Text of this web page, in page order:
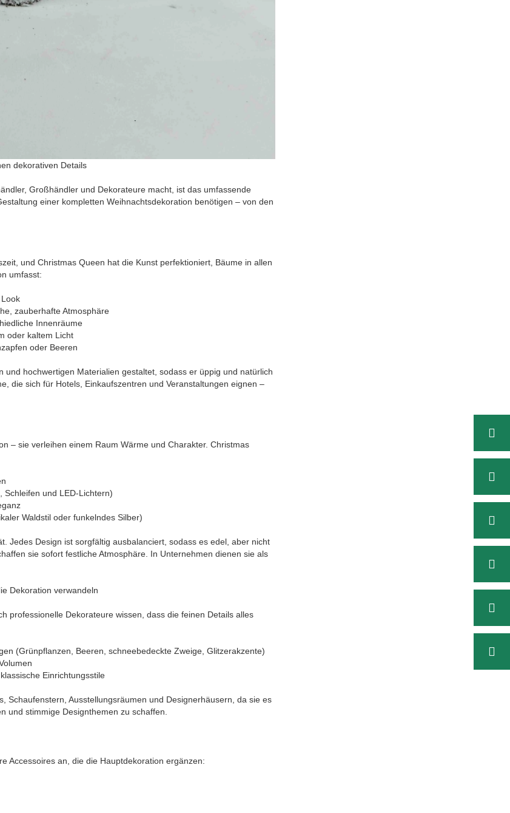
dekorativen Details
Großhändler und Dekorateure macht, ist das umfassende
einer kompletten Weihnachtsdekoration benötigen – von den
und Christmas Queen hat die Kunst perfektioniert, Bäume in allen
umfasst:
zauberhafte Atmosphäre
Innenräume
oder kaltem Licht
oder Beeren
hochwertigen Materialien gestaltet, sodass er üppig und natürlich
die sich für Hotels, Einkaufszentren und Veranstaltungen eignen –
– sie verleihen einem Raum Wärme und Charakter. Christmas
Schleifen und LED-Lichtern)
Waldstil oder funkelndes Silber)
Jedes Design ist sorgfältig ausbalanciert, sodass es edel, aber nicht
sie sofort festliche Atmosphäre. In Unternehmen dienen sie als
Dekoration verwandeln
professionelle Dekorateure wissen, dass die feinen Details alles
(Grünpflanzen, Beeren, schneebedeckte Zweige, Glitzerakzente)
Einrichtungsstile
Schaufenstern, Ausstellungsräumen und Designerhäusern, da sie es
und stimmige Designthemen zu schaffen.
Accessoires an, die die Hauptdekoration ergänzen: